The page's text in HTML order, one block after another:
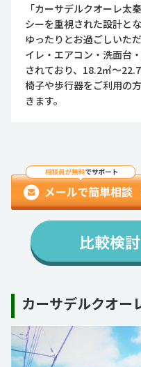
「カーサデルクオーレ太
シーを重視された設計と
ゆったりとお過ごしいた
イレ・エアコン・洗面台
されており、18.2㎡～
椅子や歩行器をご利用の
きます。
カーサデルクオー